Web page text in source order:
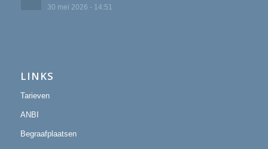
30 mei 2026 - 14:51
LINKS
Tarieven
ANBI
Begraafplaatsen